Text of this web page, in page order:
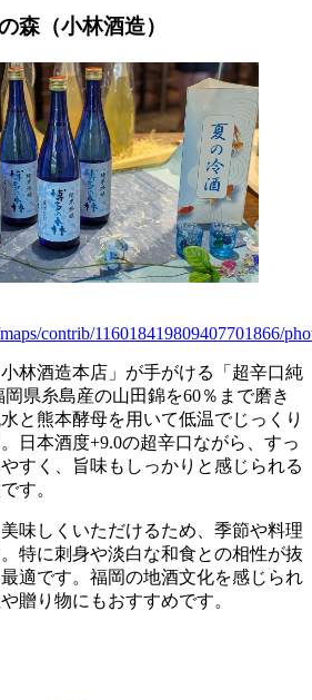
森（小林酒造）
contrib/116018419809407701866/
林酒造本店」が手がける「超辛口純
県糸島産の山田錦を60％まで磨き
と熊本酵母を用いて低温でじっくり
日本酒度+9.0の超辛口ながら、すっ
すく、旨味もしっかりと感じられる
す。
味しくいただけるため、季節や料理
特に刺身や淡白な和食との相性が抜
適です。福岡の地酒文化を感じられ
贈り物にもおすすめです。